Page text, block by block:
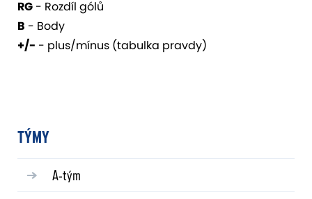
RG - Rozdíl gólů
B - Body
+/- - plus/mínus (tabulka pravdy)
TÝMY
A-tým